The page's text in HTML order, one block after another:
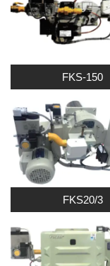
FKS-150
FKS20/3